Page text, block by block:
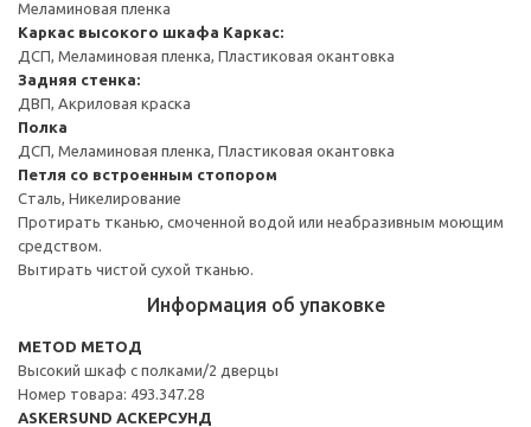
Меламиновая пленка
Каркас высокого шкафа Каркас:
ДСП, Меламиновая пленка, Пластиковая окантовка
Задняя стенка:
ДВП, Акриловая краска
Полка
ДСП, Меламиновая пленка, Пластиковая окантовка
Петля со встроенным стопором
Сталь, Никелирование
Протирать тканью, смоченной водой или неабразивным моющим
средством.
Вытирать чистой сухой тканью.
Информация об упаковке
METOD МЕТОД
Высокий шкаф с полками/2 дверцы
Номер товара: 493.347.28
ASKERSUND АСКЕРСУНД